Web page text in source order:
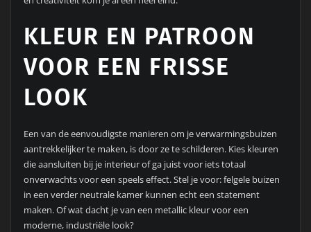
KLEUR EN PATROON
VOOR EEN FRISSE
LOOK
Een van de eenvoudigste manieren om je verwarmingsbuizen
aantrekkelijker te maken, is door ze te schilderen. Kies kleuren
die aansluiten bij je interieur of ga juist voor iets totaal
onverwachts voor een speels effect. Stel je voor: felgele buizen
in een verder neutrale kamer kunnen echt een statement
maken. Of wat dacht je van een metallic kleur voor een
moderne, industriële look?